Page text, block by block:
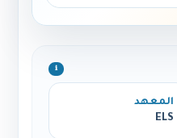
ℹ️
المعهد
ELS